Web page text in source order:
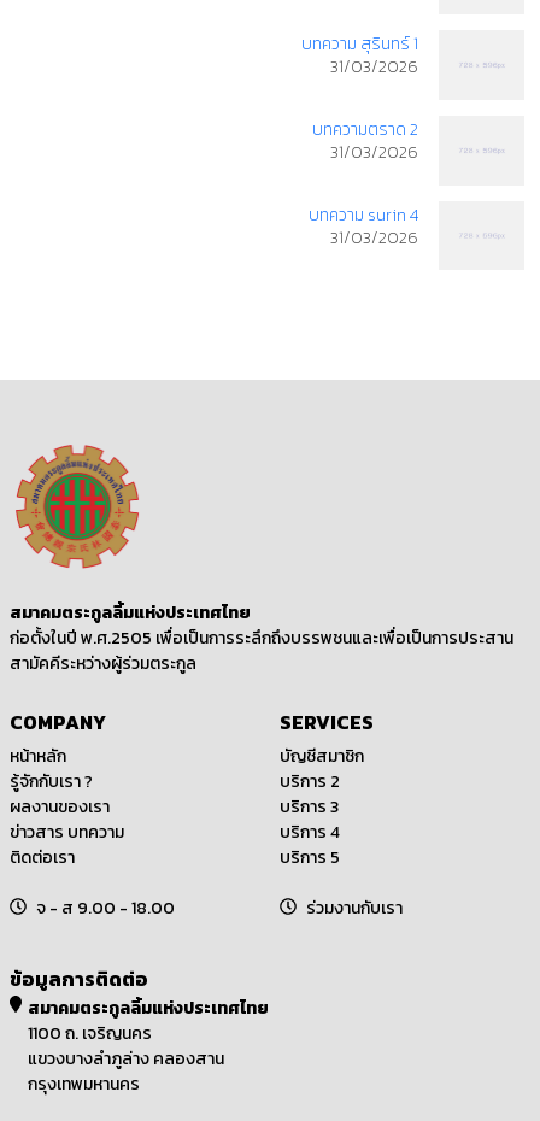
บทความ สุรินทร์ 1
31/03/2026
บทความตราด 2
31/03/2026
บทความ surin 4
31/03/2026
สมาคมตระกูลลิ้มแห่งประเทศไทย
ก่อตั้งในปี พ.ศ.2505 เพื่อเป็นการระลึกถึงบรรพชนและเพื่อเป็นการประสาน
สามัคคีระหว่างผู้ร่วมตระกูล
COMPANY
หน้าหลัก
รู้จักกับเรา ?
ผลงานของเรา
ข่าวสาร บทความ
ติดต่อเรา
จ - ส 9.00 - 18.00
SERVICES
บัญชีสมาชิก
บริการ 2
บริการ 3
บริการ 4
บริการ 5
ร่วมงานกับเรา
ข้อมูลการติดต่อ
สมาคมตระกูลลิ้มแห่งประเทศไทย
1100 ถ. เจริญนคร
แขวงบางลำภูล่าง คลองสาน
กรุงเทพมหานคร